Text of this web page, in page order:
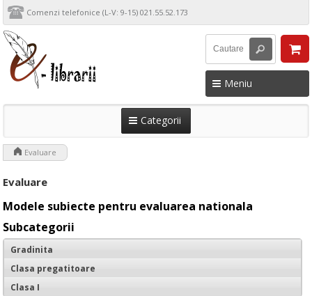
Comenzi telefonice (L-V: 9-15) 021.55.52.173
Meniu
Categorii
Evaluare
Evaluare
Modele subiecte pentru evaluarea nationala
Subcategorii
Gradinita
Clasa pregatitoare
Clasa I